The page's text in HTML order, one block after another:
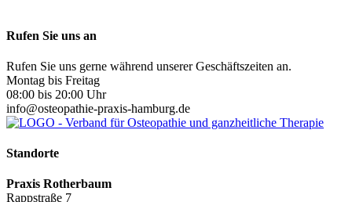
Rufen Sie uns an
Rufen Sie uns gerne während unserer Geschäftszeiten an.
Montag bis Freitag
08:00 bis 20:00 Uhr
info@osteopathie-praxis-hamburg.de
Standorte
Praxis Rotherbaum
Rappstraße 7